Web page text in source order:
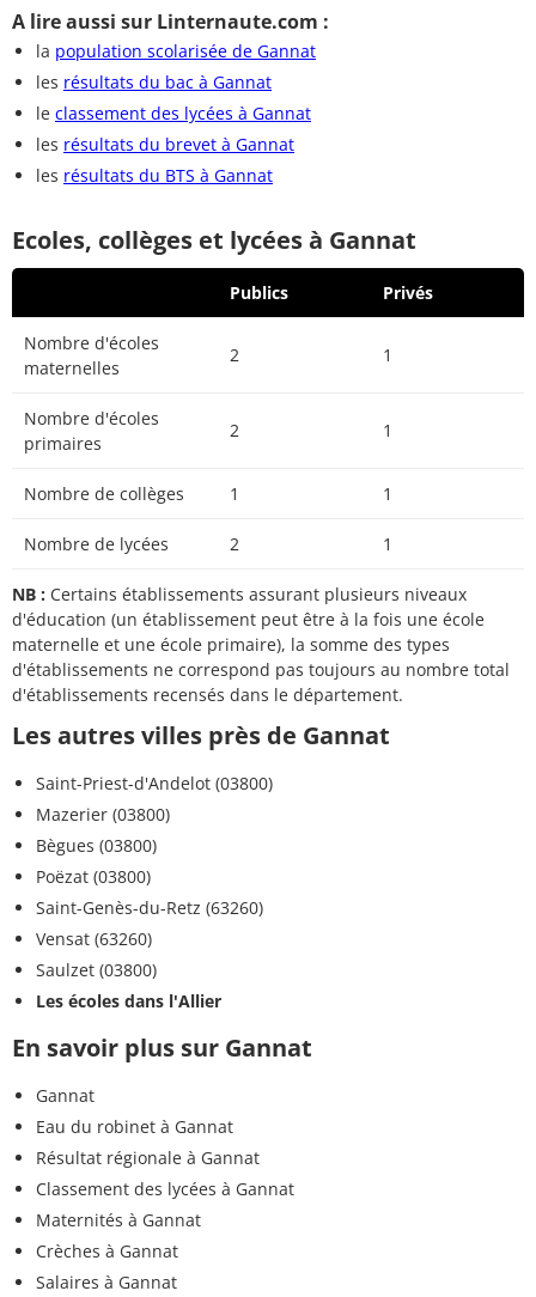
A lire aussi sur Linternaute.com :
la population scolarisée de Gannat
les résultats du bac à Gannat
le classement des lycées à Gannat
les résultats du brevet à Gannat
les résultats du BTS à Gannat
Ecoles, collèges et lycées à Gannat
Publics Privés
Nombre d'écoles
maternelles
2 1
Nombre d'écoles
primaires
2 1
Nombre de collèges 1 1
Nombre de lycées 2 1
NB : Certains établissements assurant plusieurs niveaux
d'éducation (un établissement peut être à la fois une école
maternelle et une école primaire), la somme des types
d'établissements ne correspond pas toujours au nombre total
d'établissements recensés dans le département.
Les autres villes près de Gannat
Saint-Priest-d'Andelot (03800)
Mazerier (03800)
Bègues (03800)
Poëzat (03800)
Saint-Genès-du-Retz (63260)
Vensat (63260)
Saulzet (03800)
Les écoles dans l'Allier
En savoir plus sur Gannat
Gannat
Eau du robinet à Gannat
Résultat régionale à Gannat
Classement des lycées à Gannat
Maternités à Gannat
Crèches à Gannat
Salaires à Gannat